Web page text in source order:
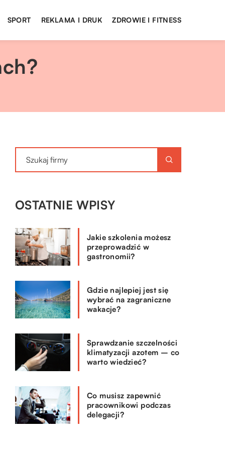
SPORT REKLAMA I DRUK ZDROWIE I FITNESS
OSTATNIE WPISY
Jakie szkolenia możesz
przeprowadzić w
gastronomii?
Gdzie najlepiej jest się
wybrać na zagraniczne
wakacje?
Sprawdzanie szczelności
klimatyzacji azotem – co
warto wiedzieć?
Co musisz zapewnić
pracownikowi podczas
delegacji?